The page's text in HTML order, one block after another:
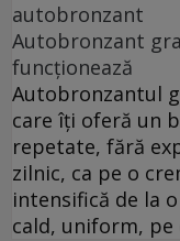
autobronzant
Autobronzant
funcționează
Autobronzantul
care îți oferă un
repetate, fără
zilnic, ca pe o
intensifică de la
cald, uniform,